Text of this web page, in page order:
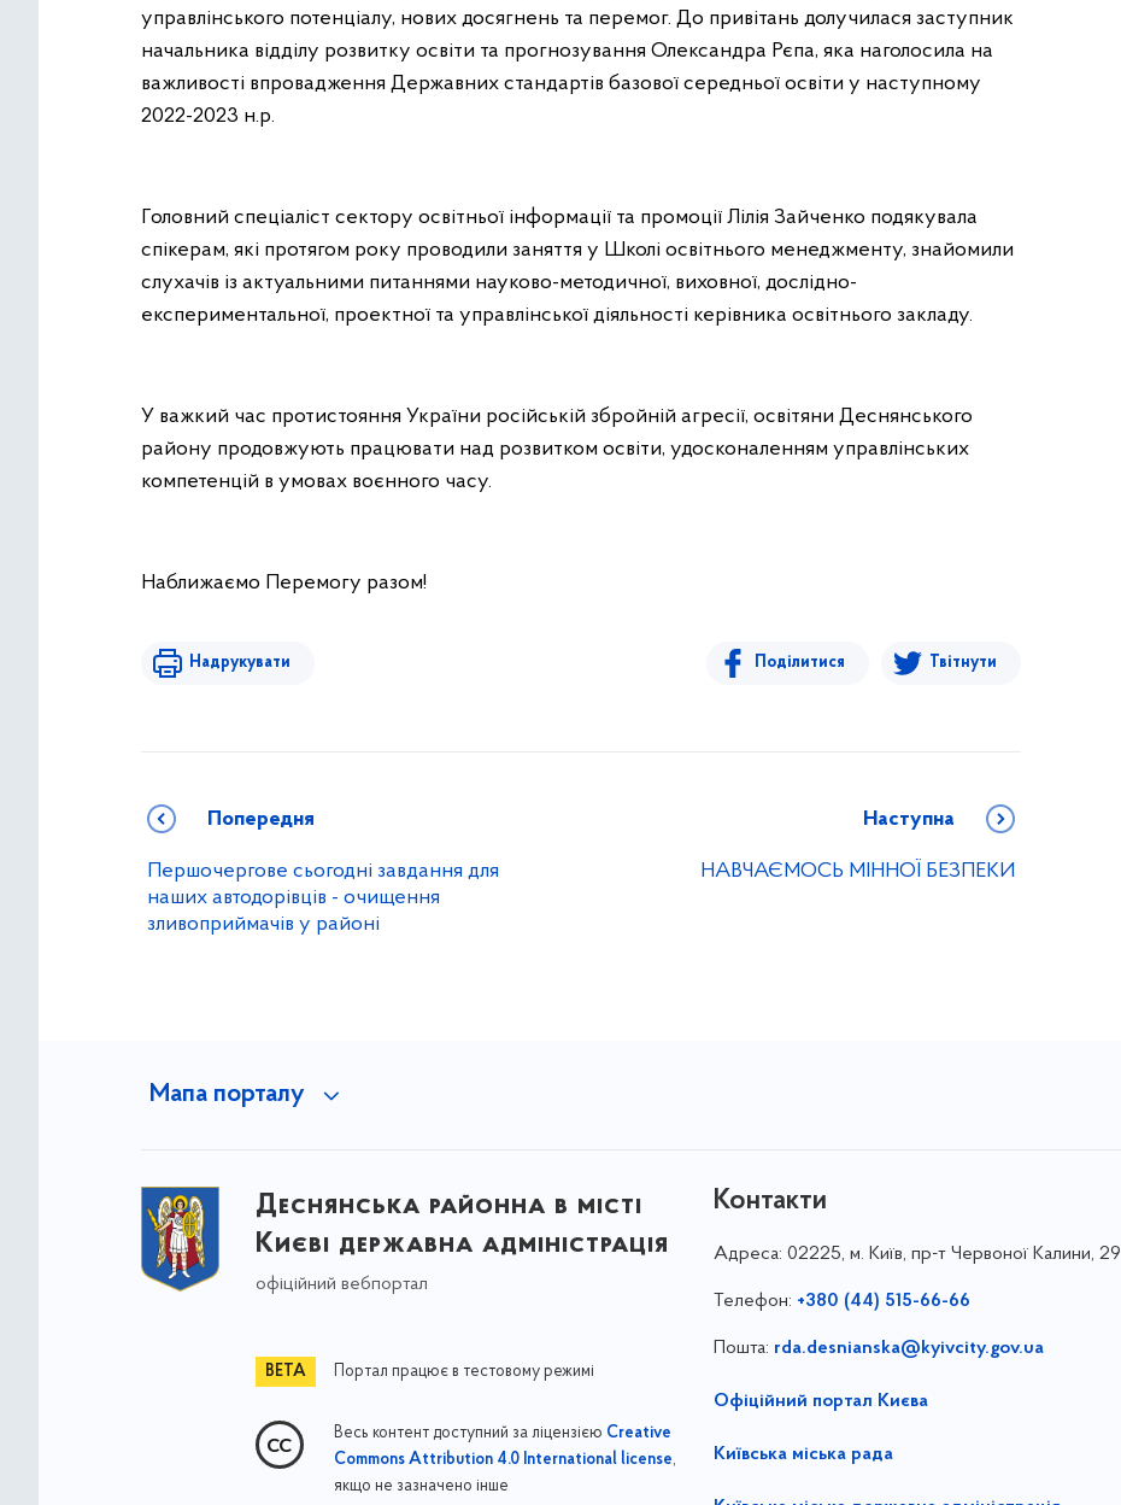
управлінського потенціалу, нових досягнень та перемог. До привітань долучилася заступник
начальника відділу розвитку освіти та прогнозування Олександра Рєпа, яка наголосила на
важливості впровадження Державних стандартів базової середньої освіти у наступному
2022-2023 н.р.
Головний спеціаліст сектору освітньої інформації та промоції Лілія Зайченко подякувала
спікерам, які протягом року проводили заняття у Школі освітнього менеджменту, знайомили
слухачів із актуальними питаннями науково-методичної, виховної, дослідно-
експериментальної, проектної та управлінської діяльності керівника освітнього закладу.
У важкий час протистояння України російській збройній агресії, освітяни Деснянського
району продовжують працювати над розвитком освіти, удосконаленням управлінських
компетенцій в умовах воєнного часу.
Наближаємо Перемогу разом!
Надрукувати Поділитися Твітнути
Попередня
Першочергове сьогодні завдання для
наших автодорівців - очищення
зливоприймачів у районі
Наступна
НАВЧАЄМОСЬ МІННОЇ БЕЗПЕКИ
Мапа порталу
Деснянська районна в місті
Києві державна адміністрація
офіційний вебпортал
Портал працює в тестовому режимі
Весь контент доступний за ліцензією Creative
Commons Attribution 4.0 International license,
якщо не зазначено інше
Контакти
Адреса: 02225, м. Київ, пр-т Червоної Калини, 29
Телефон: +380 (44) 515-66-66
Пошта: rda.desnianska@kyivcity.gov.ua
Офіційний портал Києва
Київська міська рада